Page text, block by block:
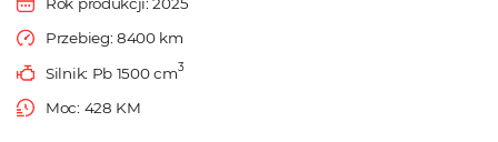
Przebieg: 8400 km
Silnik: Pb 1500 cm3
Moc: 428 KM